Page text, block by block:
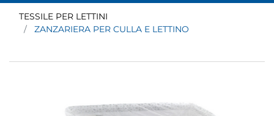
TESSILE PER LETTINI
ZANZARIERA PER CULLA E LETTINO